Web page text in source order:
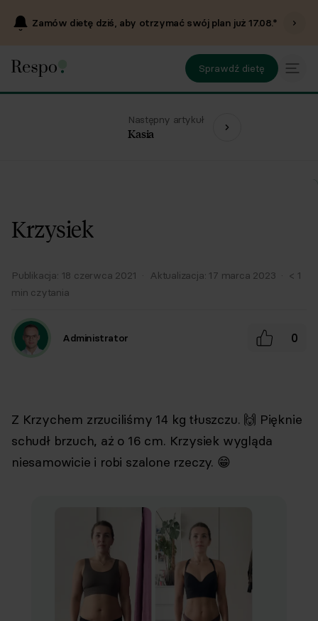
Zamów dietę dziś, aby otrzymać swój plan już17.08.*
Sprawdź dietę
Następny artykuł
Kasia
Krzysiek
Publikacja: 18 czerwca 2021 · Aktualizacja: 17 marca 2023 · < 1
min czytania
Administrator 0
Z Krzychem zrzuciliśmy 14 kg tłuszczu. 🙌 Pięknie
schudł brzuch, aż o 16 cm. Krzysiek wygląda
niesamowicie i robi szalone rzeczy. 😁